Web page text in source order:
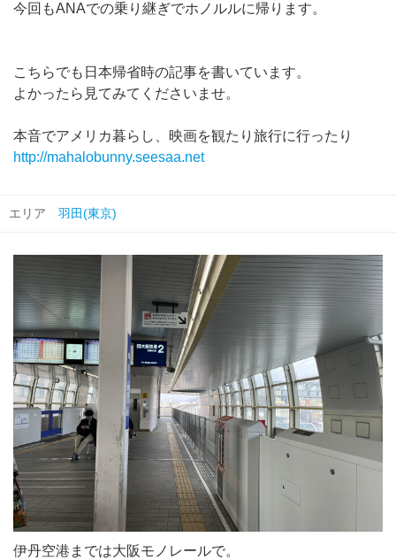
今回もANAでの乗り継ぎでホノルルに帰ります。
こちらでも日本帰省時の記事を書いています。
よかったら見てみてくださいませ。
本音でアメリカ暮らし、映画を観たり旅行に行ったり
http://mahalobunny.seesaa.net
エリア 羽田(東京)
伊丹空港までは大阪モノレールで。